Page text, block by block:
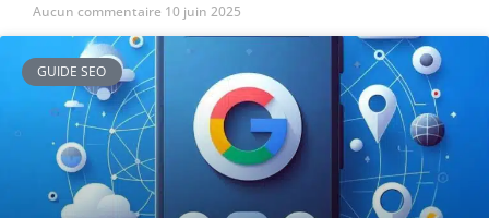
Aucun commentaire 10 juin 2025
GUIDE SEO